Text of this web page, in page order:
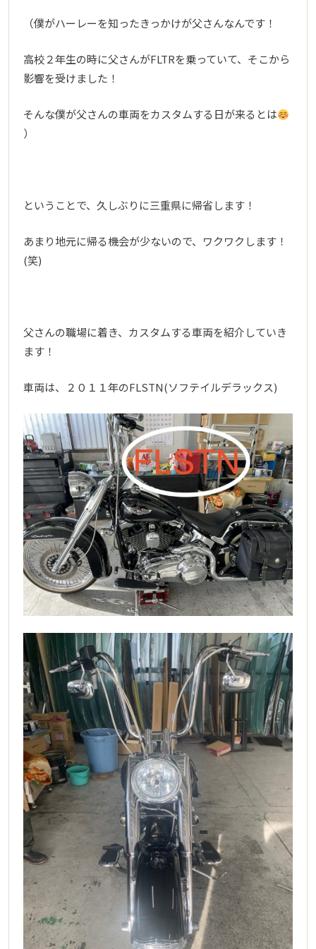
（僕がハーレーを知ったきっかけが父さんなんです！
高校２年生の時に父さんがFLTRを乗っていて、そこから
影響を受けました！
そんな僕が父さんの車両をカスタムする日が来るとは
）
ということで、久しぶりに三重県に帰省します！
あまり地元に帰る機会が少ないので、ワクワクします！
(笑)
父さんの職場に着き、カスタムする車両を紹介していき
ます！
車両は、２０１１年のFLSTN(ソフテイルデラックス)